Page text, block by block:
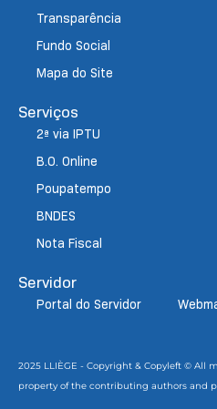
Transparência
Fundo Social
Mapa do Site
Serviços
2ª via IPTU
B.O. Online
Poupatempo
BNDES
Nota Fiscal
Servidor
Portal do Servidor
2025 LLIÈGE - Copyright & Copyleft © All
property of the contributing authors and